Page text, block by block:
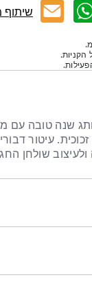
שיתוף
הקניות.
שנה טובה עם
עיטור
שולחן